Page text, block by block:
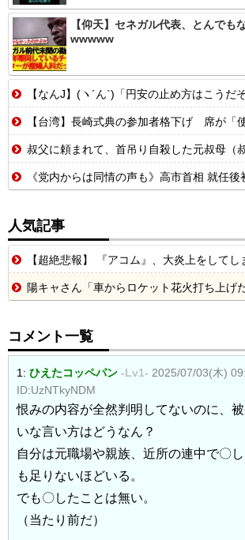
【仰天】セネガル代表、とんでも
wwwww
【なんJ】(ヽ´ん`)「円安の止め方はこうだぞ
【台湾】長崎式典の参加者格下げ 席が「使節団区域
叔父に頼まれて、首吊り自殺した元叔母（叔父の元妻）の家を片付けていた。 何気なく
《党内からは同情の声も》高市首相 就任後初の“マッサージ”報道に「疲れてるアピ？」とSNSでは一部から冷
人気記事
【超絶悲報】 『アコム』、大炎上をしてし
陽キャさん「車からロケット花火打ち上げたろｗｗｗ」 → サンルーフが
コメント一覧
1: ひえたコッペパン -Lv1- 2025/07/03(木)
ID:UzNTkyNDM
恨みの内容が全然判明してないのに、
いな言い方はどうなん？
自分は元職場や親族、近所の連中で〇
も足りないほどいる。
でも〇したことは無い。
（当たり前だ）